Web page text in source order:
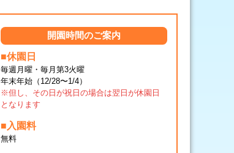
開園時間のご案内
■休園日
毎週月曜・毎月第3火曜
年末年始（12/28〜1/4）
※但し、その日が祝日の場合は翌日が休園日
となります
■入園料
無料